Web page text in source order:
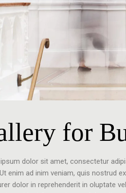
for
dolor sit amet, consectetur
enim ad inim veniam, quis nostrud
dolor in reprehenderit in oluptate